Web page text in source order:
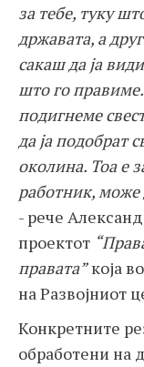
за тебе, туку
државата, а друг
сакаш да ја
што го
подигнеме
да ја подобрат
околина. Тоа е
работник, може
- рече
проектот “
правата”која
на Развојниот
Конкретните
обработени на